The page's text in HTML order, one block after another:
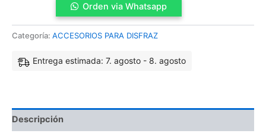
Orden via Whatsapp
Categoría: ACCESORIOS PARA DISFRAZ
Entrega estimada: 7. agosto - 8. agosto
Descripción